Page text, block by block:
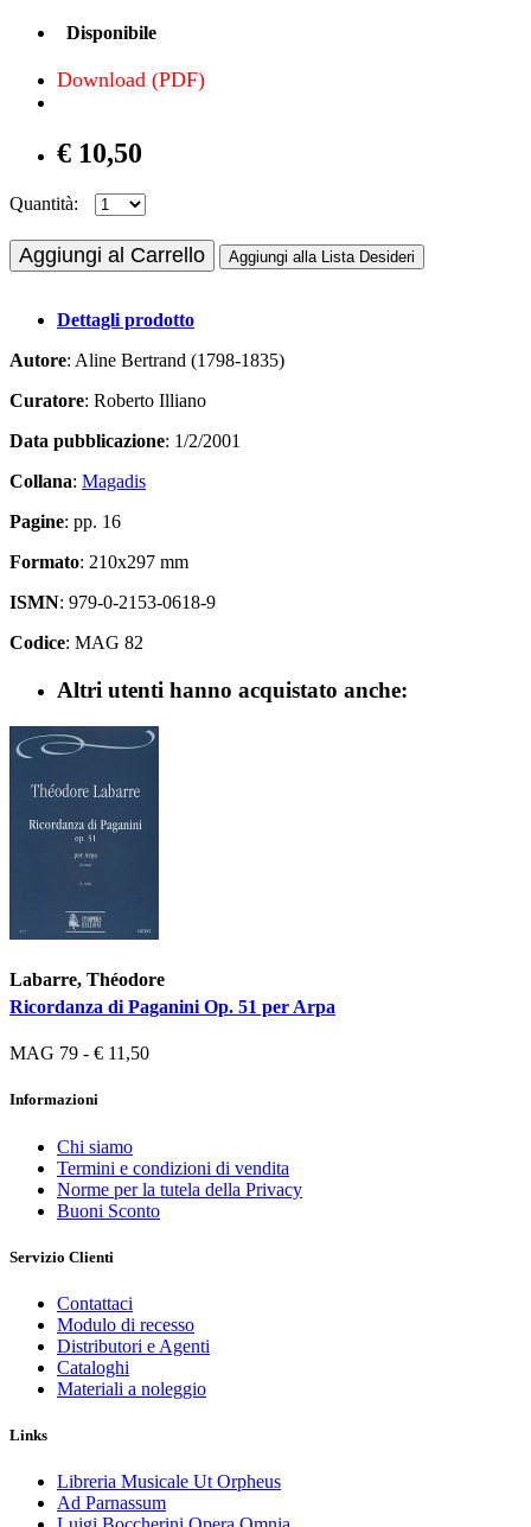
Disponibile
Download (PDF)
€ 10,50
Quantità:
Aggiungi al Carrello Aggiungi alla Lista Desideri
Dettagli prodotto
Autore: Aline Bertrand (1798-1835)
Curatore: Roberto Illiano
Data pubblicazione: 1/2/2001
Collana: Magadis
Pagine: pp. 16
Formato: 210x297 mm
ISMN: 979-0-2153-0618-9
Codice: MAG 82
Altri utenti hanno acquistato anche:
Labarre, Théodore
Ricordanza di Paganini Op. 51 per Arpa
MAG 79 - € 11,50
Informazioni
Chi siamo
Termini e condizioni di vendita
Norme per la tutela della Privacy
Buoni Sconto
Servizio Clienti
Contattaci
Modulo di recesso
Distributori e Agenti
Cataloghi
Materiali a noleggio
Links
Libreria Musicale Ut Orpheus
Ad Parnassum